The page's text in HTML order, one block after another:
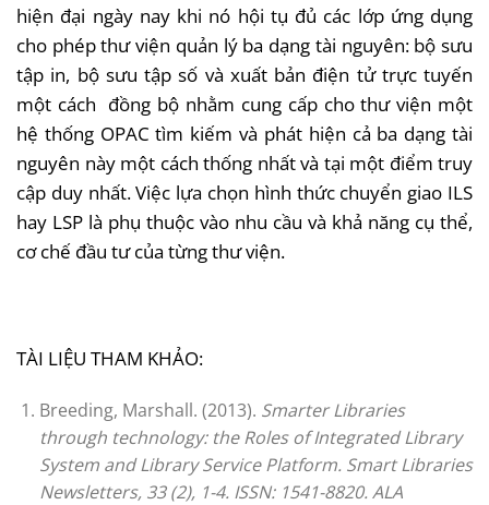
hiện đại ngày nay khi nó hội tụ đủ các lớp ứng dụng
cho phép thư viện quản lý ba dạng tài nguyên: bộ sưu
tập in, bộ sưu tập số và xuất bản điện tử trực tuyến
một cách đồng bộ nhằm cung cấp cho thư viện một
hệ thống OPAC tìm kiếm và phát hiện cả ba dạng tài
nguyên này một cách thống nhất và tại một điểm truy
cập duy nhất. Việc lựa chọn hình thức chuyển giao ILS
hay LSP là phụ thuộc vào nhu cầu và khả năng cụ thể,
cơ chế đầu tư của từng thư viện.
TÀI LIỆU THAM KHẢO:
Breeding, Marshall. (2013). Smarter Libraries
through technology: the Roles of Integrated Library
System and Library Service Platform. Smart Libraries
Newsletters, 33 (2), 1-4. ISSN: 1541-8820. ALA